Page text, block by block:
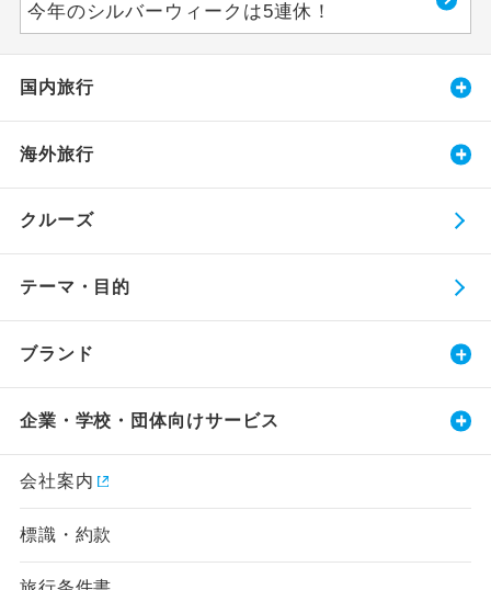
今年のシルバーウィークは5連休！
国内旅行
海外旅行
クルーズ
テーマ・目的
ブランド
企業・学校・団体向けサービス
会社案内
標識・約款